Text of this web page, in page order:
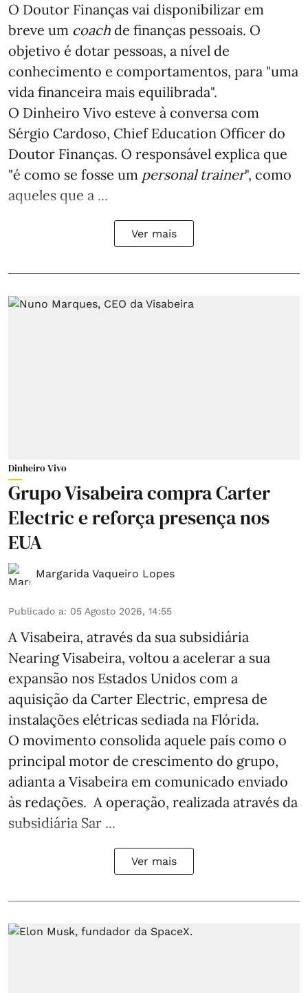
O Doutor Finanças vai disponibilizar em
breve um coach de finanças pessoais. O
objetivo é dotar pessoas, a nível de
conhecimento e comportamentos, para "uma
vida financeira mais equilibrada".
O Dinheiro Vivo esteve à conversa com
Sérgio Cardoso, Chief Education Officer do
Doutor Finanças. O responsável explica que
"é como se fosse um personal trainer", como
aqueles que a ...
Ver mais
Dinheiro Vivo
Grupo Visabeira compra Carter
Electric e reforça presença nos
EUA
Margarida Vaqueiro Lopes
Publicado a: 05 Agosto 2026, 14:55
A Visabeira, através da sua subsidiária
Nearing Visabeira, voltou a acelerar a sua
expansão nos Estados Unidos com a
aquisição da Carter Electric, empresa de
instalações elétricas sediada na Flórida.
O movimento consolida aquele país como o
principal motor de crescimento do grupo,
adianta a Visabeira em comunicado enviado
às redações. A operação, realizada através da
subsidiária Sar ...
Ver mais